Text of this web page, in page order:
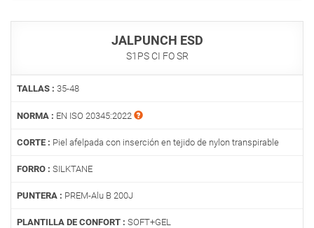
JALPUNCH ESD
S1PS CI FO SR
TALLAS : 35-48
NORMA : EN ISO 20345:2022
CORTE : Piel afelpada con inserción en tejido de nylon transpirable
FORRO : SILKTANE
PUNTERA : PREM-Alu B 200J
PLANTILLA DE CONFORT : SOFT+GEL